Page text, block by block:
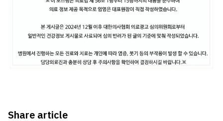
Share article